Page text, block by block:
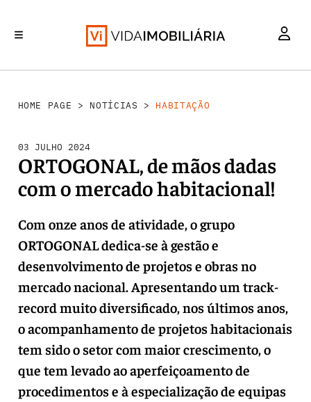
HOME PAGE > NOTÍCIAS > HABITAÇÃO
03 JULHO 2024
ORTOGONAL, de mãos dadas
com o mercado habitacional!
Com onze anos de atividade, o grupo
ORTOGONAL dedica-se à gestão e
desenvolvimento de projetos e obras no
mercado nacional. Apresentando um track-
record muito diversificado, nos últimos anos,
o acompanhamento de projetos habitacionais
tem sido o setor com maior crescimento, o
que tem levado ao aperfeiçoamento de
procedimentos e à especialização de equipas